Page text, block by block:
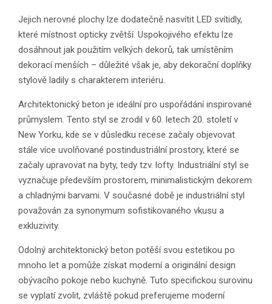
Jejich nerovné plochy lze dodatečně nasvítit LED svítidly,
které místnost opticky zvětší. Uspokojivého efektu lze
dosáhnout jak použitím velkých dekorů, tak umístěním
dekorací menších – důležité však je, aby dekorační doplňky
stylově ladily s charakterem interiéru.
Architektonický beton je ideální pro uspořádání inspirované
průmyslem. Tento styl se zrodil v 60. letech 20. století v
New Yorku, kde se v důsledku recese začaly objevovat
stále více uvolňované postindustriální prostory, které se
začaly upravovat na byty, tedy tzv. lofty. Industriální styl se
vyznačuje především prostorem, minimalistickým dekorem
a chladnými barvami. V současné době je industriální styl
považován za synonymum sofistikovaného vkusu a
exkluzivity.
Odolný architektonický beton potěší svou estetikou po
mnoho let a pomůže získat moderní a originální design
obývacího pokoje nebo kuchyně. Tuto specifickou surovinu
se vyplatí zvolit, zvláště pokud preferujeme moderní